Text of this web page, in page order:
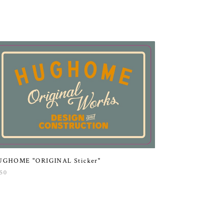
"ORIGINAL Sticker"